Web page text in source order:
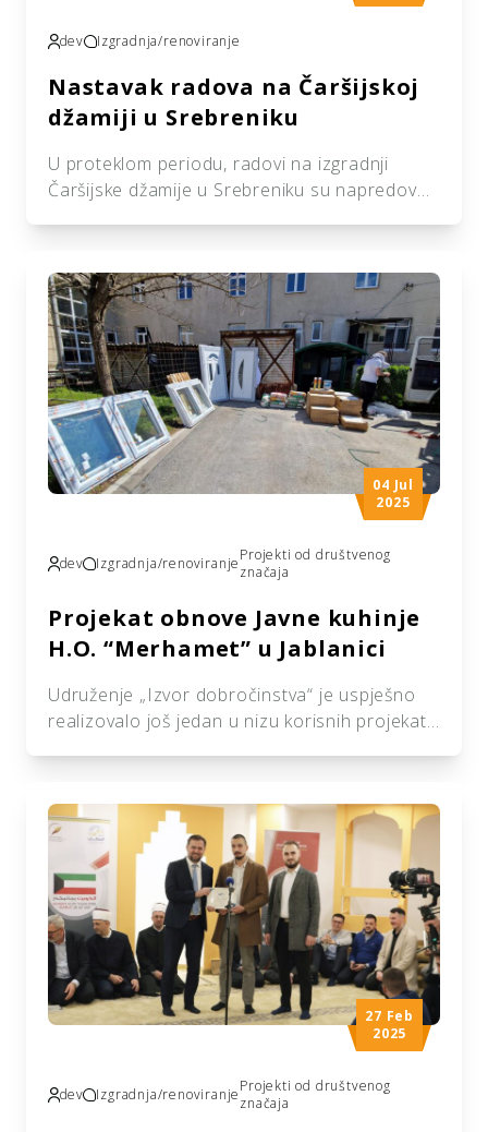
dev Izgradnja/renoviranje
Nastavak radova na Čaršijskoj
džamiji u Srebreniku
U proteklom periodu, radovi na izgradnji
Čaršijske džamije u Srebreniku su napredovali
Sredstva za izgradnju edukativnog dijela
džamije obezbijeđena su posredstvom
našeg udruženja. Džamije predstavljaju
prostor za molitvu te mjesto okupljanja ljudi i
omladine, mektepsku prigodu i pouku.
Čaršijska džamija u Srebreniku polako dobija
svoje krajnje obrise […]
04 Jul
2025
dev Izgradnja/renoviranjeProjekti od društvenog
značaja
Projekat obnove Javne kuhinje
H.O. “Merhamet” u Jablanici
Udruženje „Izvor dobročinstva“ je uspješno
realizovalo još jedan u nizu korisnih projekata
smo sredstva za obnovu i uređenje prostorija
za skladištenje robe te renoviranje Javne
kuhinje pri Merhametu iz Jablanice. Posebnu
zahvalnost iskazujemo našim sponzorima,
udruženju „Ihja al turas al Islami“ iz
prijateljske […]
27 Feb
2025
dev Izgradnja/renoviranjeProjekti od društvenog
značaja